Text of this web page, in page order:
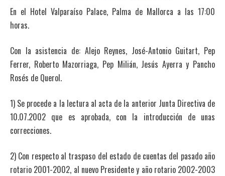
En el Hotel Valparaíso Palace, Palma de Mallorca a las 17:00
horas.
Con la asistencia de: Alejo Reynes, José-Antonio Guitart, Pep
Ferrer, Roberto Mazorriaga, Pep Milián, Jesús Ayerra y Pancho
Rosés de Querol.
1) Se procede a la lectura al acta de la anterior Junta Directiva de
10.07.2002 que es aprobada, con la introducción de unas
correcciones.
2) Con respecto al traspaso del estado de cuentas del pasado año
rotario 2001-2002, al nuevo Presidente y año rotario 2002-2003